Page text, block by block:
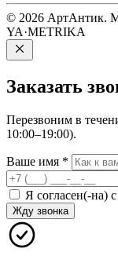
© 2026 АртАнтик.
YA·METRIKA
Заказать
Перезвоним в
10:00–19:00).
Ваше имя *
Я согласен(-на) с
Жду звонка